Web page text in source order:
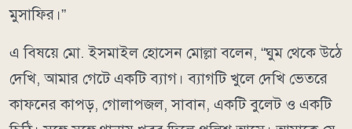
মুসাফির।”
এ বিষয়ে মো. ইসমাইল হোসেন মোল্লা বলেন, “ঘুম থেকে উঠে
দেখি, আমার গেটে একটি ব্যাগ। ব্যাগটি খুলে দেখি ভেতরে
কাফনের কাপড়, গোলাপজল, সাবান, একটি বুলেট ও একটি